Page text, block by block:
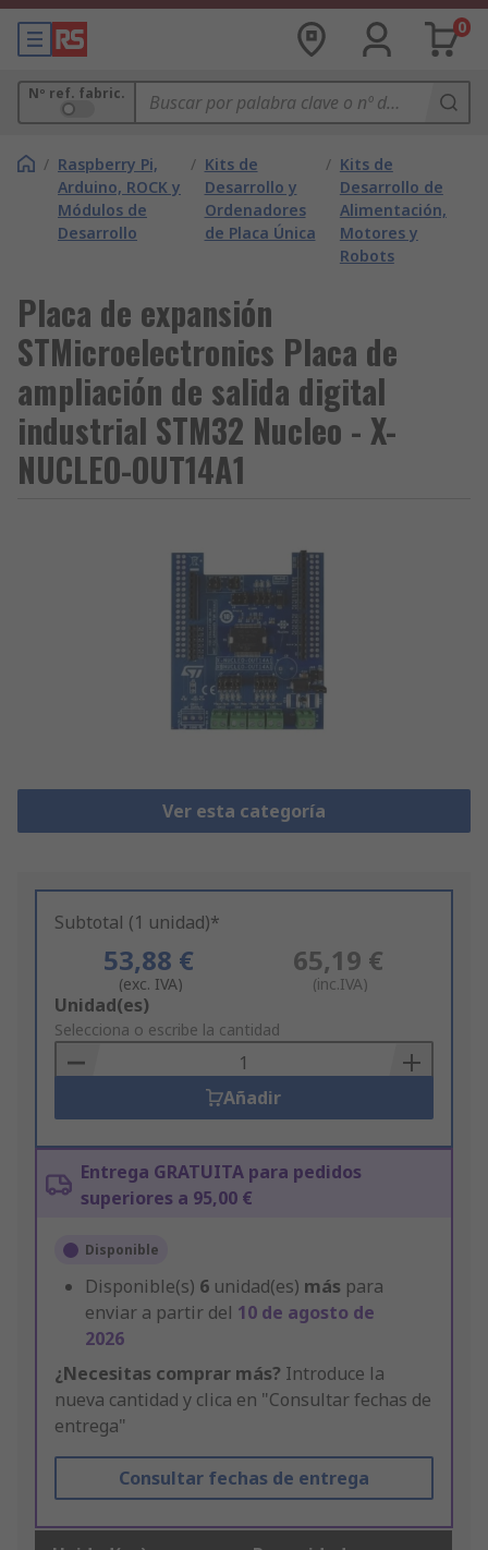
0
Nº ref. fabric.
/ Raspberry Pi,
Arduino, ROCK y
Módulos de
Desarrollo
/ Kits de
Desarrollo y
Ordenadores
de Placa Única
/ Kits de
Desarrollo de
Alimentación,
Motores y
Robots
Placa de expansión
STMicroelectronics Placa de
ampliación de salida digital
industrial STM32 Nucleo - X-
NUCLEO-OUT14A1
Ver esta categoría
Subtotal (1 unidad)*
53,88 €
(exc. IVA)
65,19 €
(inc.IVA)
Add
to
Basket
Unidad(es)
Selecciona o escribe la cantidad
Añadir
Entrega GRATUITA para pedidos
superiores a 95,00 €
Disponible
Disponible(s) 6 unidad(es) más para
enviar a partir del 10 de agosto de
2026
¿Necesitas comprar más? Introduce la
nueva cantidad y clica en "Consultar fechas de
entrega"
Consultar fechas de entrega